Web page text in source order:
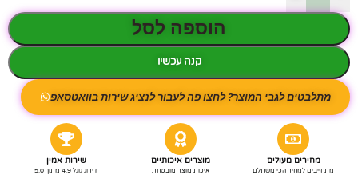
הוספה לסל
קנה עכשיו
מתלבטים לגבי המוצר? לחצו פה לעבור לנציג שירות בוואטסאפ
מחירים מעולים
מתחייבים למחיר הכי משתלם
מוצרים איכותיים
איכות מוצר מובטחת
שירות אמין
דירוג גוגל 4.9 מתוך 5.0